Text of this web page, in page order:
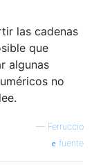
las cadenas
que
algunas
no
— Ferruccio
fuente